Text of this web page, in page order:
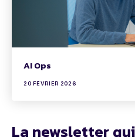
AI Ops
20 FÉVRIER 2026
La newsletter